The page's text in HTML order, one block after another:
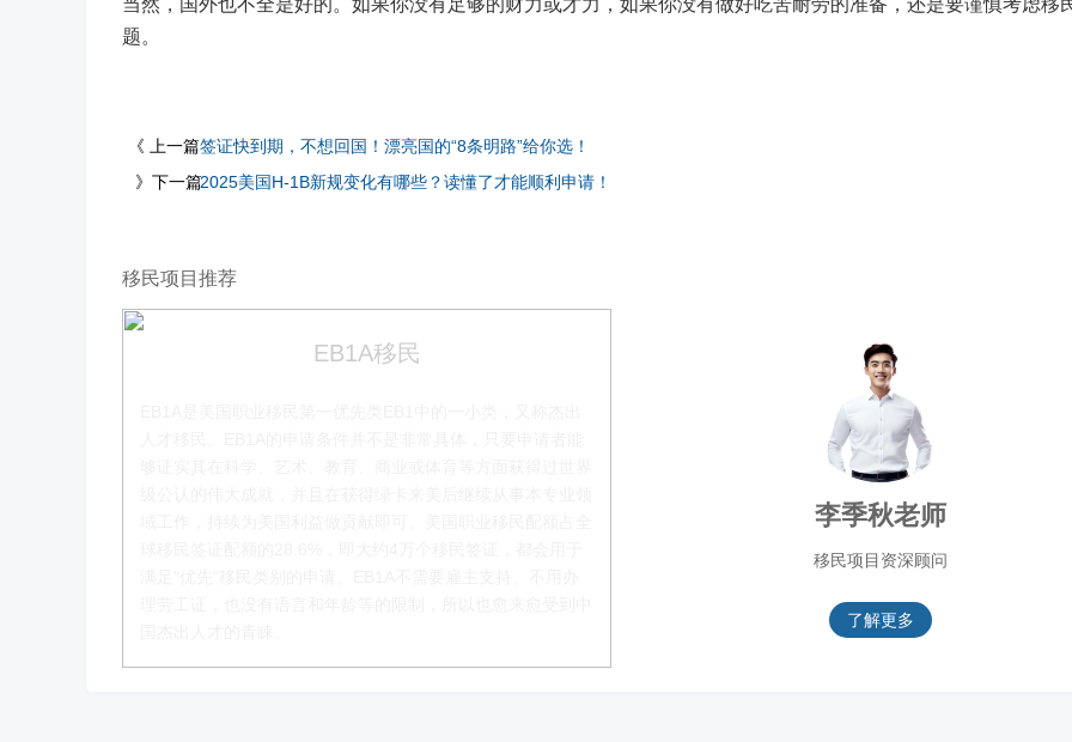
题。
《 上一篇签证快到期，不想回国！漂亮国的“8条明路”给你选！
》下一篇2025美国H-1B新规变化有哪些？读懂了才能顺利申请！
移民项目推荐
EB1A移民
叶晓飞老师
移民项目首席专家
了解更多